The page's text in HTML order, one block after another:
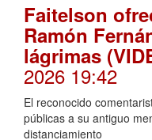
Faitelson
Ramón
lágrimas
2026 19:42
El reconocido
públicas a su antiguo
distanciamiento